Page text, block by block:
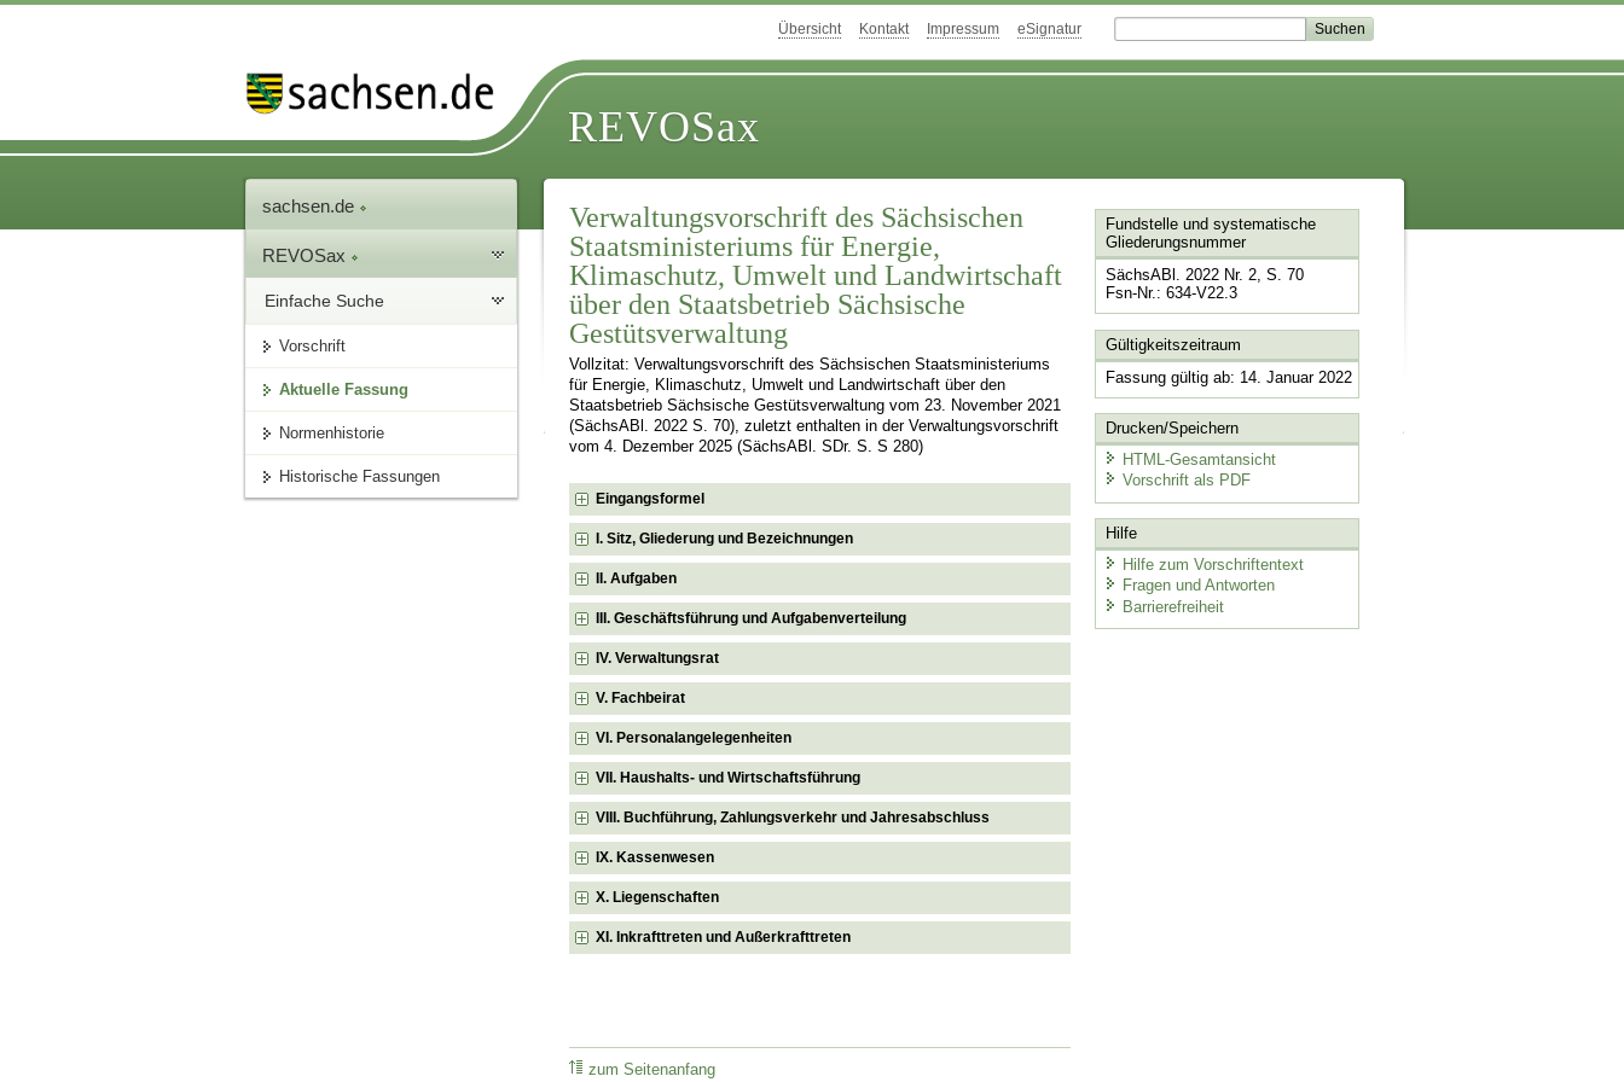
Übersicht Kontakt Impressum eSignatur
REVOSax
sachsen.de
REVOSax
Einfache Suche
Vorschrift
Aktuelle Fassung
Normenhistorie
Historische Fassungen
Verwaltungsvorschrift des Sächsischen
Staatsministeriums für Energie,
Klimaschutz, Umwelt und Landwirtschaft
über den Staatsbetrieb Sächsische
Gestütsverwaltung
Vollzitat: Verwaltungsvorschrift des Sächsischen Staatsministeriums
für Energie, Klimaschutz, Umwelt und Landwirtschaft über den
Staatsbetrieb Sächsische Gestütsverwaltung vom 23. November 2021
(SächsABl. 2022 S. 70), zuletzt enthalten in der Verwaltungsvorschrift
vom 4. Dezember 2025 (SächsABl. SDr. S. S 280)
Eingangsformel
I. Sitz, Gliederung und Bezeichnungen
II. Aufgaben
III. Geschäftsführung und Aufgabenverteilung
IV. Verwaltungsrat
V. Fachbeirat
VI. Personalangelegenheiten
VII. Haushalts- und Wirtschaftsführung
VIII. Buchführung, Zahlungsverkehr und Jahresabschluss
IX. Kassenwesen
X. Liegenschaften
XI. Inkrafttreten und Außerkrafttreten
zum Seitenanfang
Fundstelle und systematische
Gliederungsnummer
SächsABl. 2022 Nr. 2, S. 70
Fsn-Nr.: 634-V22.3
Gültigkeitszeitraum
Fassung gültig ab: 14. Januar 2022
Drucken/Speichern
HTML-Gesamtansicht
Vorschrift als PDF
Hilfe
Hilfe zum Vorschriftentext
Fragen und Antworten
Barrierefreiheit